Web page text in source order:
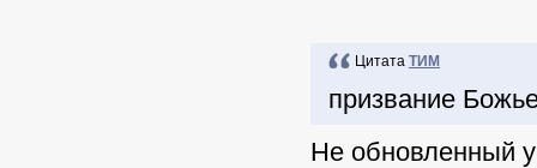
Цитата ТИМ
призвание
Не обновленный